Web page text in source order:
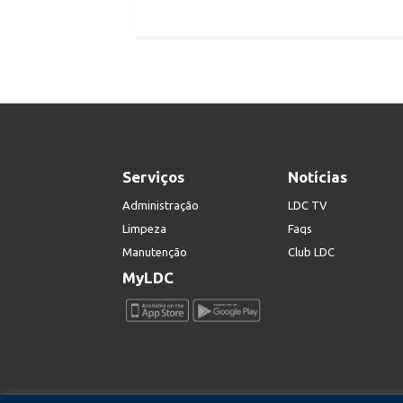
Serviços
Administração
Limpeza
Manutenção
MyLDC
Notícias
LDC TV
Faqs
Club LDC